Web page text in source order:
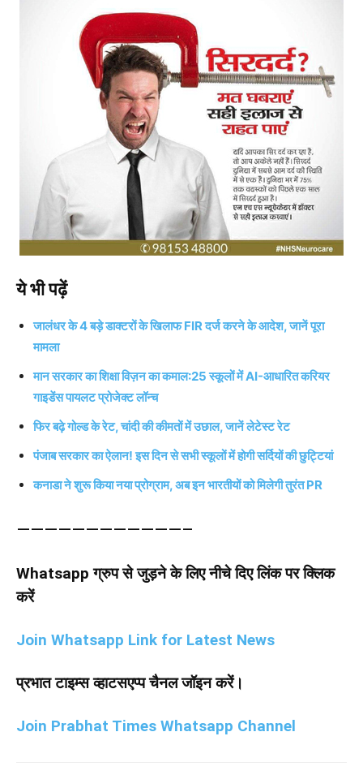
ये भी पढ़ें
जालंधर के 4 बड़े डाक्टरों के खिलाफ FIR दर्ज करने के आदेश, जानें पूरा
मामला
मान सरकार का शिक्षा विज़न का कमाल:25 स्कूलों में AI-आधारित करियर
गाइडेंस पायलट प्रोजेक्ट लॉन्च
फिर बढ़े गोल्ड के रेट, चांदी की कीमतों में उछाल, जानें लेटेस्ट रेट
पंजाब सरकार का ऐलान! इस दिन से सभी स्कूलों में होगी सर्दियों की छुट्टियां
कनाडा ने शुरू किया नया प्रोग्राम, अब इन भारतीयों को मिलेगी तुरंत PR
————————————–
Whatsapp ग्रुप से जुड़ने के लिए नीचे दिए लिंक पर क्लिक
करें
Join Whatsapp Link for Latest News
प्रभात टाइम्स व्हाटसएप्प चैनल जॉइन करें।
Join Prabhat Times Whatsapp Channel